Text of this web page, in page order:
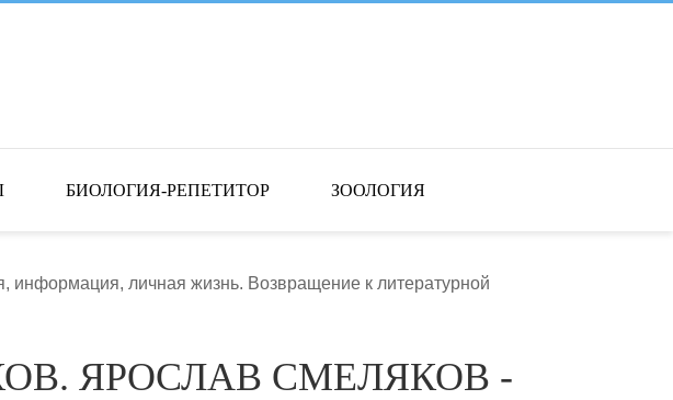
БИОЛОГИЯ-РЕПЕТИТОР ЗООЛОГИЯ
информация, личная жизнь. Возвращение к литературной
ЯРОСЛАВ СМЕЛЯКОВ -